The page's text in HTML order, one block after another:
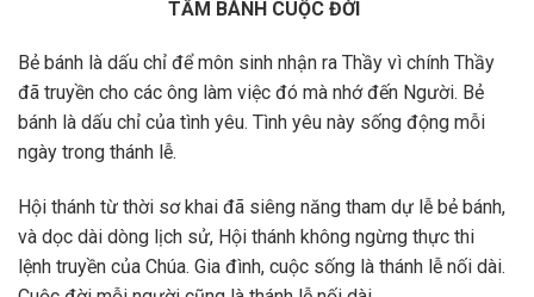
TẤM BÁNH CUỘC ĐỜI
Bẻ bánh là dấu chỉ để môn sinh nhận ra Thầy vì chính Thầy
đã truyền cho các ông làm việc đó mà nhớ đến Người. Bẻ
bánh là dấu chỉ của tình yêu. Tình yêu này sống động mỗi
ngày trong thánh lễ.
Hội thánh từ thời sơ khai đã siêng năng tham dự lễ bẻ bánh,
và dọc dài dòng lịch sử, Hội thánh không ngừng thực thi
lệnh truyền của Chúa. Gia đình, cuộc sống là thánh lễ nối dài.